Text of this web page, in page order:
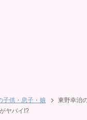
子供・息子・娘
東野幸治
ヤバイ!?